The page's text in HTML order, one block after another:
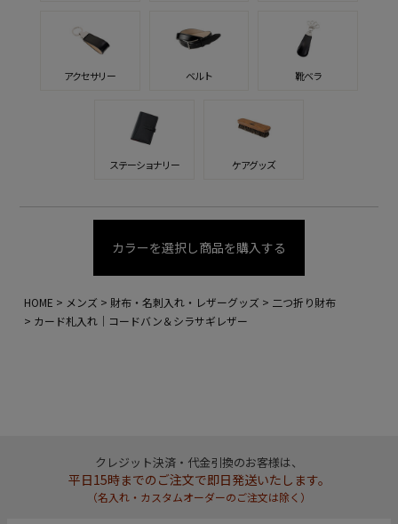
アクセサリー ベルト 靴ベラ
ステーショナリー ケアグッズ
カラーを選択し商品を購入する
HOME メンズ 財布・名刺入れ・レザーグッズ
二つ折り財布
カード札入れ｜コードバン＆シラサギレザー
クレジット決済・代金引換のお客様は、
平日15時までのご注文で即日発送いたします。
（名入れ・カスタムオーダーのご注文は除く）